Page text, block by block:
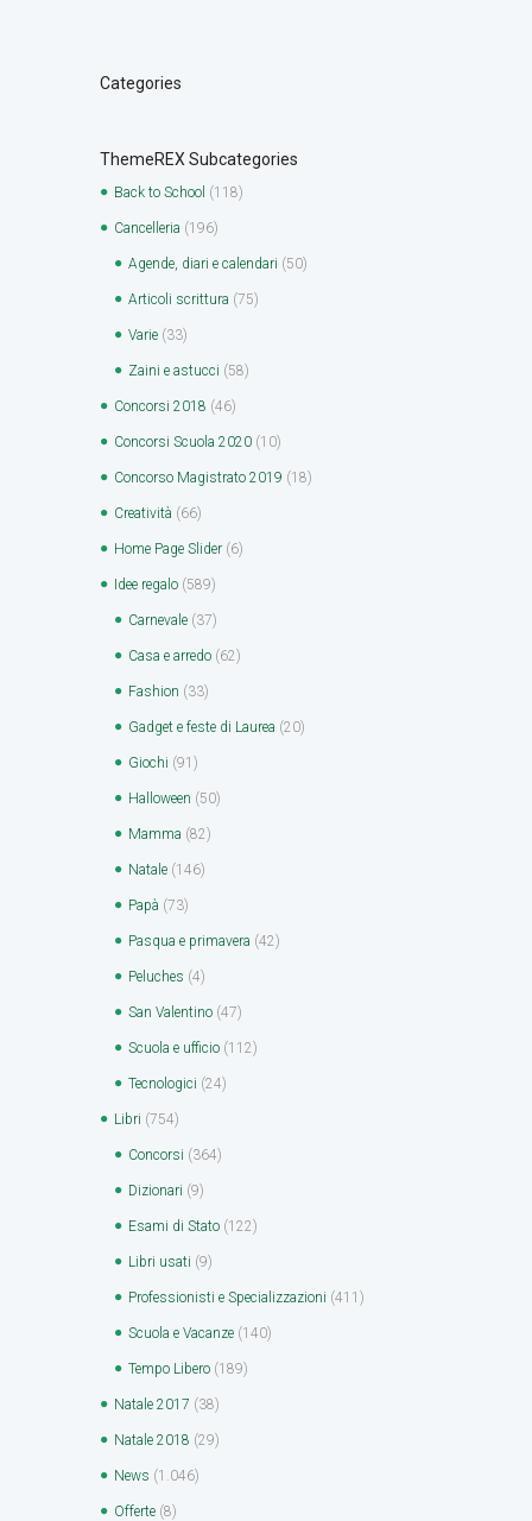
Categories
ThemeREX Subcategories
Back to School (118)
Cancelleria (196)
Agende, diari e calendari (50)
Articoli scrittura (75)
Varie (33)
Zaini e astucci (58)
Concorsi 2018 (46)
Concorsi Scuola 2020 (10)
Concorso Magistrato 2019 (18)
Creatività (66)
Home Page Slider (6)
Idee regalo (589)
Carnevale (37)
Casa e arredo (62)
Fashion (33)
Gadget e feste di Laurea (20)
Giochi (91)
Halloween (50)
Mamma (82)
Natale (146)
Papà (73)
Pasqua e primavera (42)
Peluches (4)
San Valentino (47)
Scuola e ufficio (112)
Tecnologici (24)
Libri (754)
Concorsi (364)
Dizionari (9)
Esami di Stato (122)
Libri usati (9)
Professionisti e Specializzazioni (411)
Scuola e Vacanze (140)
Tempo Libero (189)
Natale 2017 (38)
Natale 2018 (29)
News (1.046)
Offerte (8)